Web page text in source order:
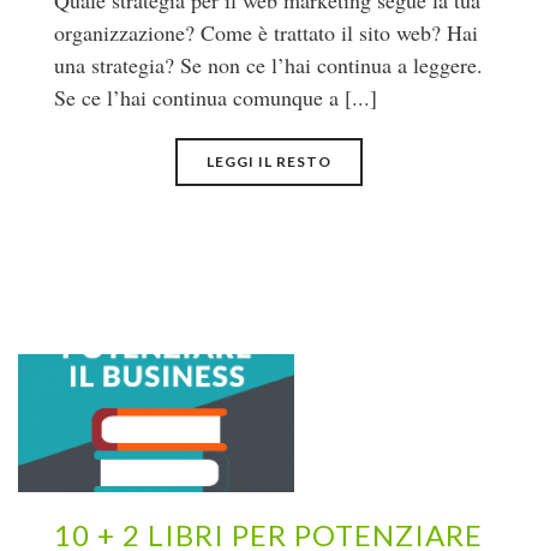
organizzazione? Come è trattato il sito web? Hai
una strategia? Se non ce l’hai continua a leggere.
Se ce l’hai continua comunque a [...]
LEGGI IL RESTO
10 + 2 LIBRI PER POTENZIARE